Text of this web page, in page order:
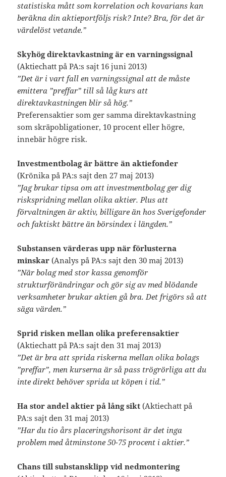
statistiska mått som korrelation och kovarians kan
beräkna din aktieportföljs risk? Inte? Bra, för det är
värdelöst vetande.”
Skyhög direktavkastning är en varningssignal
(Aktiechatt på PA:s sajt 16 juni 2013)
”Det är i vart fall en varningssignal att de måste
emittera ”preffar” till så låg kurs att
direktavkastningen blir så hög.”
Preferensaktier som ger samma direktavkastning
som skräpobligationer, 10 procent eller högre,
innebär högre risk.
Investmentbolag är bättre än aktiefonder
(Krönika på PA:s sajt den 27 maj 2013)
”Jag brukar tipsa om att investmentbolag ger dig
riskspridning mellan olika aktier. Plus att
förvaltningen är aktiv, billigare än hos Sverigefonder
och faktiskt bättre än börsindex i längden.”
Substansen värderas upp när förlusterna
minskar (Analys på PA:s sajt den 30 maj 2013)
”När bolag med stor kassa genomför
strukturförändringar och gör sig av med blödande
verksamheter brukar aktien gå bra. Det frigörs så att
säga värden.”
Sprid risken mellan olika preferensaktier
(Aktiechatt på PA:s sajt den 31 maj 2013)
”Det är bra att sprida riskerna mellan olika bolags
”preffar”, men kurserna är så pass trögrörliga att du
inte direkt behöver sprida ut köpen i tid.”
Ha stor andel aktier på lång sikt (Aktiechatt på
PA:s sajt den 31 maj 2013)
”Har du tio års placeringshorisont är det inga
problem med åtminstone 50-75 procent i aktier.”
Chans till substansklipp vid nedmontering